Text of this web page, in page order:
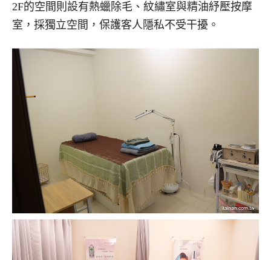
2F的空間則設有熱蠟除毛、紋繡室與精油紓壓按摩
室，採獨立空間，保護客人隱私不受干擾。